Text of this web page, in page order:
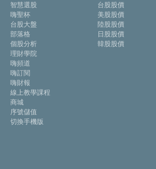
智慧選股
嗨聖杯
台股大盤
部落格
個股分析
理財學院
嗨頻道
嗨訂閱
嗨財報
線上教學課程
商城
序號儲值
切換手機版
台股股價
美股股價
陸股股價
日股股價
韓股股價